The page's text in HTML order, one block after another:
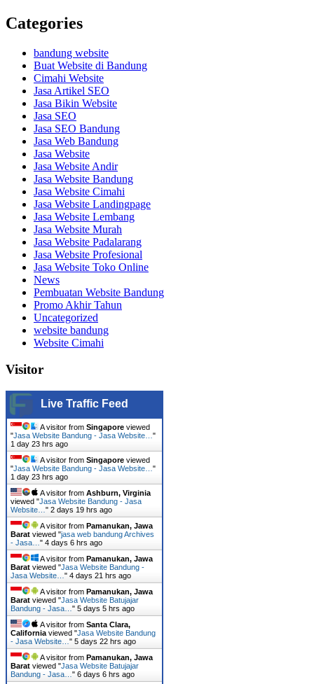
Categories
bandung website
Buat Website di Bandung
Cimahi Website
Jasa Artikel SEO
Jasa Bikin Website
Jasa SEO
Jasa SEO Bandung
Jasa Web Bandung
Jasa Website
Jasa Website Andir
Jasa Website Bandung
Jasa Website Cimahi
Jasa Website Landingpage
Jasa Website Lembang
Jasa Website Murah
Jasa Website Padalarang
Jasa Website Profesional
Jasa Website Toko Online
News
Pembuatan Website Bandung
Promo Akhir Tahun
Uncategorized
website bandung
Website Cimahi
Visitor
Live Traffic Feed
A visitor from Singapore viewed
"Jasa Website Bandung - Jasa Website… "
1 day 23 hrs ago
A visitor from Singapore viewed
"Jasa Website Bandung - Jasa Website… "
1 day 23 hrs ago
A visitor from Ashburn, Virginia
viewed "Jasa Website Bandung - Jasa
Website… " 2 days 19 hrs ago
A visitor from Pamanukan, Jawa
Barat viewed "jasa web bandung Archives
- Jasa… " 4 days 6 hrs ago
A visitor from Pamanukan, Jawa
Barat viewed "Jasa Website Bandung -
Jasa Website… " 4 days 21 hrs ago
A visitor from Pamanukan, Jawa
Barat viewed "Jasa Website Batujajar
Bandung - Jasa… " 5 days 5 hrs ago
A visitor from Santa Clara,
California viewed "Jasa Website Bandung
- Jasa Website… " 5 days 22 hrs ago
A visitor from Pamanukan, Jawa
Barat viewed "Jasa Website Batujajar
Bandung - Jasa… " 6 days 6 hrs ago